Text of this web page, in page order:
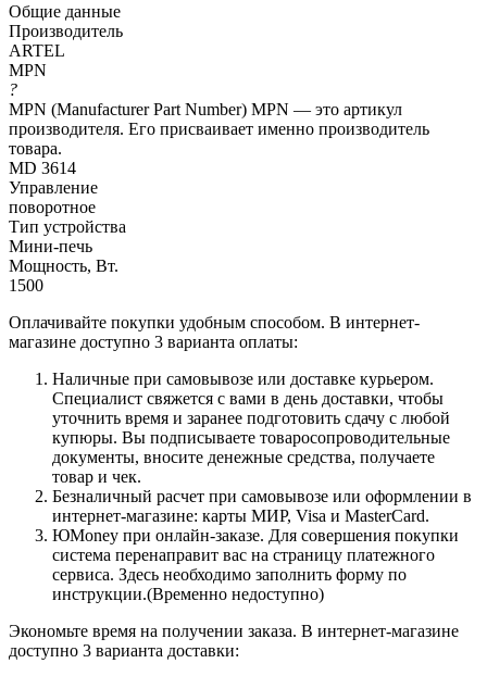
Общие данные
Производитель
ARTEL
MPN
?
MPN (Manufacturer Part Number) MPN — это артикул
производителя. Его присваивает именно производитель
товара.
MD 3614
Управление
поворотное
Тип устройства
Мини-печь
Мощность, Вт.
1500
Оплачивайте покупки удобным способом. В интернет-
магазине доступно 3 варианта оплаты:
Наличные при самовывозе или доставке курьером.
Специалист свяжется с вами в день доставки, чтобы
уточнить время и заранее подготовить сдачу с любой
купюры. Вы подписываете товаросопроводительные
документы, вносите денежные средства, получаете
товар и чек.
Безналичный расчет при самовывозе или оформлении в
интернет-магазине: карты МИР, Visa и MasterCard.
ЮMoney при онлайн-заказе. Для совершения покупки
система перенаправит вас на страницу платежного
сервиса. Здесь необходимо заполнить форму по
инструкции.(Временно недоступно)
Экономьте время на получении заказа. В интернет-магазине
доступно 3 варианта доставки: